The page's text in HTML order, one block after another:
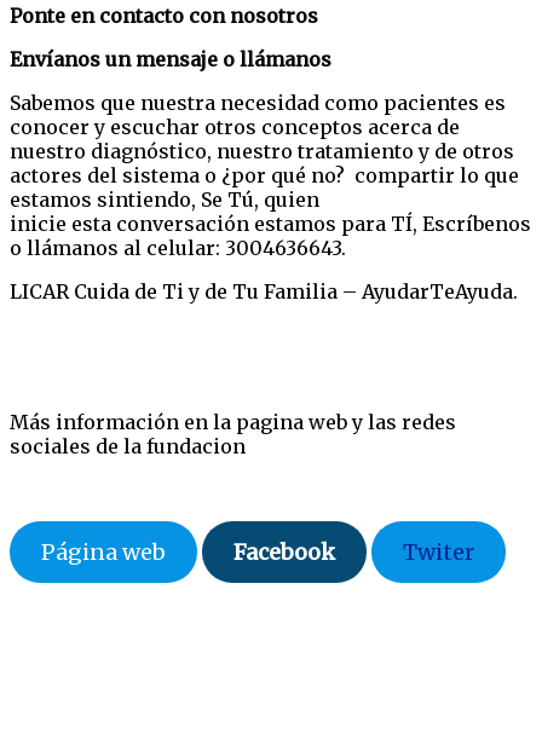
Ponte en contacto con nosotros
Envíanos un mensaje o llámanos
Sabemos que nuestra necesidad como pacientes es
conocer y escuchar otros conceptos acerca de
nuestro diagnóstico, nuestro tratamiento y de otros
actores del sistema o ¿por qué no? compartir lo que
estamos sintiendo, Se Tú, quien
inicie esta conversación estamos para TÍ, Escríbenos
o llámanos al celular: 3004636643.
LICAR Cuida de Ti y de Tu Familia – AyudarTeAyuda.
Más información en la pagina web y las redes
sociales de la fundacion
Página web Facebook Twiter